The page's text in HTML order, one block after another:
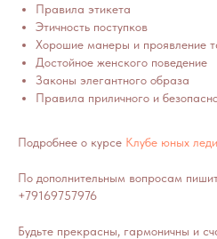
Правила этикета
Этичность поступков
Хорошие манеры и проявление
Достойное женского поведение
Законы элегантного образа
Правила приличного и
Подробнее о курсе Клубе юных леди
По дополнительным вопросам
+79169757976
Будьте прекрасны, гармоничны и